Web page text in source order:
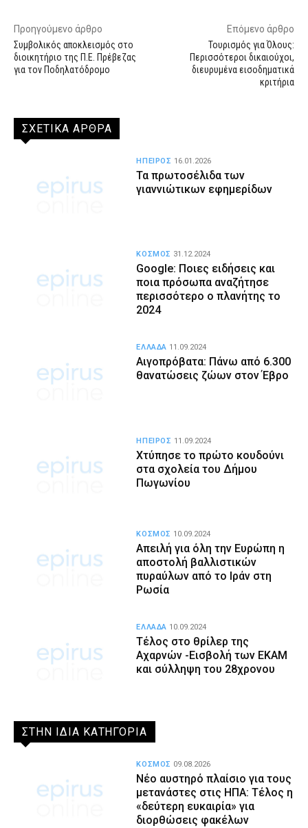
Προηγούμενο άρθρο
Συμβολικός αποκλεισμός στο
διοικητήριο της Π.Ε. Πρέβεζας
για τον Ποδηλατόδρομο
Επόμενο άρθρο
Τουρισμός για Όλους:
Περισσότεροι δικαιούχοι,
διευρυμένα εισοδηματικά
κριτήρια
ΣΧΕΤΙΚΑ ΑΡΘΡΑ
Τα πρωτοσέλιδα των
γιαννιώτικων εφημερίδων
ΗΠΕΙΡΟΣ 16.01.2026
Google: Ποιες ειδήσεις και
ποια πρόσωπα αναζήτησε
περισσότερο ο πλανήτης το
2024
ΚΟΣΜΟΣ 31.12.2024
Αιγοπρόβατα: Πάνω από 6.300
θανατώσεις ζώων στον Έβρο
ΕΛΛΑΔΑ 11.09.2024
Χτύπησε το πρώτο κουδούνι
στα σχολεία του Δήμου
Πωγωνίου
ΗΠΕΙΡΟΣ 11.09.2024
Απειλή για όλη την Ευρώπη η
αποστολή βαλλιστικών
πυραύλων από το Ιράν στη
Ρωσία
ΚΟΣΜΟΣ 10.09.2024
Τέλος στο θρίλερ της
Αχαρνών -Εισβολή των ΕΚΑΜ
και σύλληψη του 28χρονου
ΕΛΛΑΔΑ 10.09.2024
ΣΤΗΝ ΙΔΙΑ ΚΑΤΗΓΟΡΙΑ
Νέο αυστηρό πλαίσιο για τους
μετανάστες στις ΗΠΑ: Τέλος η
«δεύτερη ευκαιρία» για
διορθώσεις φακέλων
ΚΟΣΜΟΣ 09.08.2026